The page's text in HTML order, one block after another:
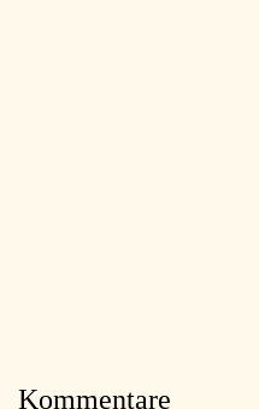
Kommentare